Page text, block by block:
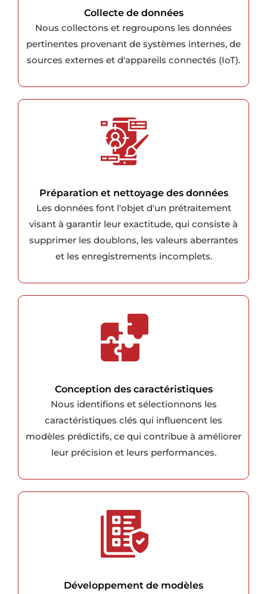
Collecte de données
Nous collectons et regroupons les données
pertinentes provenant de systèmes internes, de
sources externes et d'appareils connectés (IoT).
Préparation et nettoyage des données
Les données font l'objet d'un prétraitement
visant à garantir leur exactitude, qui consiste à
supprimer les doublons, les valeurs aberrantes
et les enregistrements incomplets.
Conception des caractéristiques
Nous identifions et sélectionnons les
caractéristiques clés qui influencent les
modèles prédictifs, ce qui contribue à améliorer
leur précision et leurs performances.
Développement de modèles